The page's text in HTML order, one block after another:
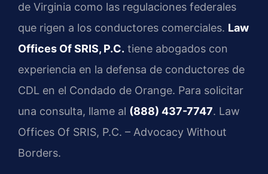
de Virginia como las regulaciones federales
que rigen a los conductores comerciales. Law
Offices Of SRIS, P.C. tiene abogados con
experiencia en la defensa de conductores de
CDL en el Condado de Orange. Para solicitar
una consulta, llame al (888) 437-7747. Law
Offices Of SRIS, P.C. – Advocacy Without
Borders.